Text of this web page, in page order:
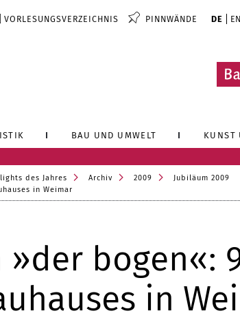
VORLESUNGSVERZEICHNIS PINNWÄNDE DE EN
BAU UND UMWELT KUNST
des Jahres Archiv 2009
Jubiläum 2009
in Weimar
bogen«:
in